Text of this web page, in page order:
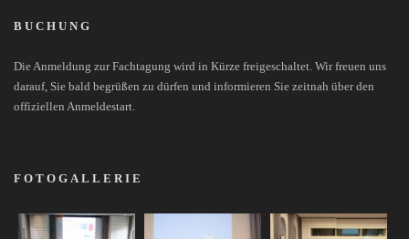
BUCHUNG
Die Anmeldung zur Fachtagung wird in Kürze freigeschaltet. Wir freuen uns
darauf, Sie bald begrüßen zu dürfen und informieren Sie zeitnah über den
offiziellen Anmeldestart.
FOTOGALLERIE